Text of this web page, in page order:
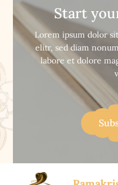
Ramakrishna
 Buy Now
Start
Lorem ipsum dolor
elitr, sed diam
labore et dolore